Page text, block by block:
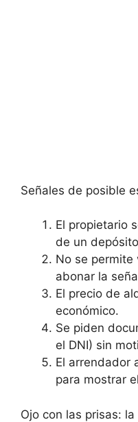
Señales de posible
El propietario
de un
No se permite
abonar la
El precio de
económico.
Se piden
el DNI) sin
El arrendador
para mostrar
Ojo con las prisas: